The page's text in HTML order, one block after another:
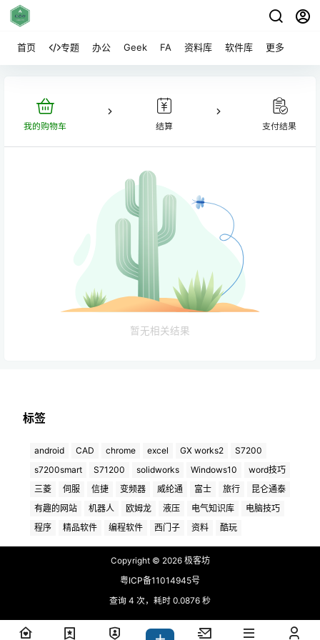
首页 专题 办公 Geek FA 资料库 软件库 更多
我的购物车 结算 支付结果
暂无相关结果
标签
android CAD chrome excel GX works2
S7200
s7200smart
S71200 solidworks Windows10
word技巧
三菱
伺服 信捷 变频器 威纶通 富士 旅行
昆仑通泰
有趣的网站
机器人 欧姆龙 液压 电气知识库
电脑技巧
程序
精品软件 编程软件 西门子 资料 酷玩
Copyright © 2026极客坊
粤ICP备11014945号
查询 4 次，耗时 0.0876 秒